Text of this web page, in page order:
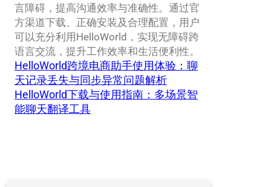
言障碍，提高沟通效率与准确性。通过官
方渠道下载、正确安装及合理配置，用户
可以充分利用HelloWorld，实现无障碍跨
语言交流，提升工作效率和生活便利性。
HelloWorld跨境电商助手使用体验：聊
天记录丢失与同步异常问题解析
HelloWorld下载与使用指南：多场景智
能聊天翻译工具